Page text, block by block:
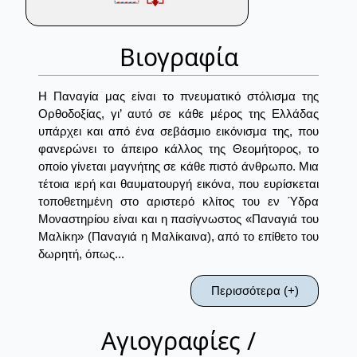
Βιογραφία
Η Παναγία μας είναι το πνευματικό στόλισμα της
Ορθοδοξίας, γι’ αυτό σε κάθε μέρος της Ελλάδας
υπάρχει και από ένα σεβάσμιο εικόνισμα της, που
φανερώνει το άπειρο κάλλος της Θεομήτορος, το
οποίο γίνεται μαγνήτης σε κάθε πιστό άνθρωπο. Μια
τέτοια ιερή και θαυματουργή εικόνα, που ευρίσκεται
τοποθετημένη στο αριστερό κλίτος του εν Ύδρα
Μοναστηρίου είναι και η πασίγνωστος «Παναγιά του
Μαλίκη» (Παναγιά η Μαλίκαινα), από το επίθετο του
δωρητή, όπως...
Περισσότερα (+)
Αγιογραφίες /